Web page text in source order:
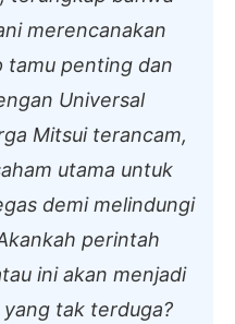
merencanakan
tamu penting dan
Universal
Mitsui terancam,
utama untuk
demi melindungi
perintah
ini akan menjadi
tak terduga?